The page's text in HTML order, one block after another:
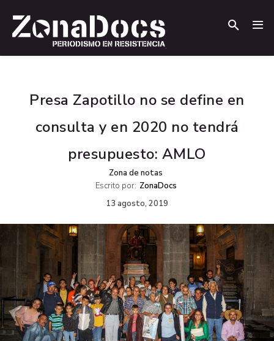
Presa Zapotillo no se define en
consulta y en 2020 no tendrá
presupuesto: AMLO
Zona de notas
Escrito por: ZonaDocs
13 agosto, 2019